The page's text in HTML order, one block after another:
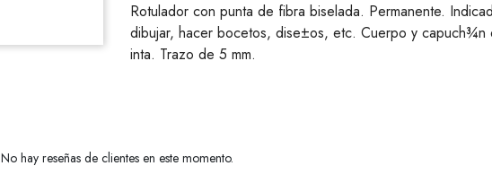
Rotulador con punta de fibra biselada. Permanente.
dibujar, hacer bocetos, dise±os, etc. Cuerpo y
inta. Trazo de 5 mm.
No hay reseñas de clientes en este momento.